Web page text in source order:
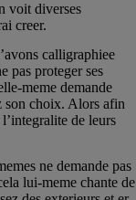
voit diverses
creer.
calligraphiee
pas proteger ses
meme demande
son choix. Alors afin
de leurs
ne demande pas
lui-meme chante de